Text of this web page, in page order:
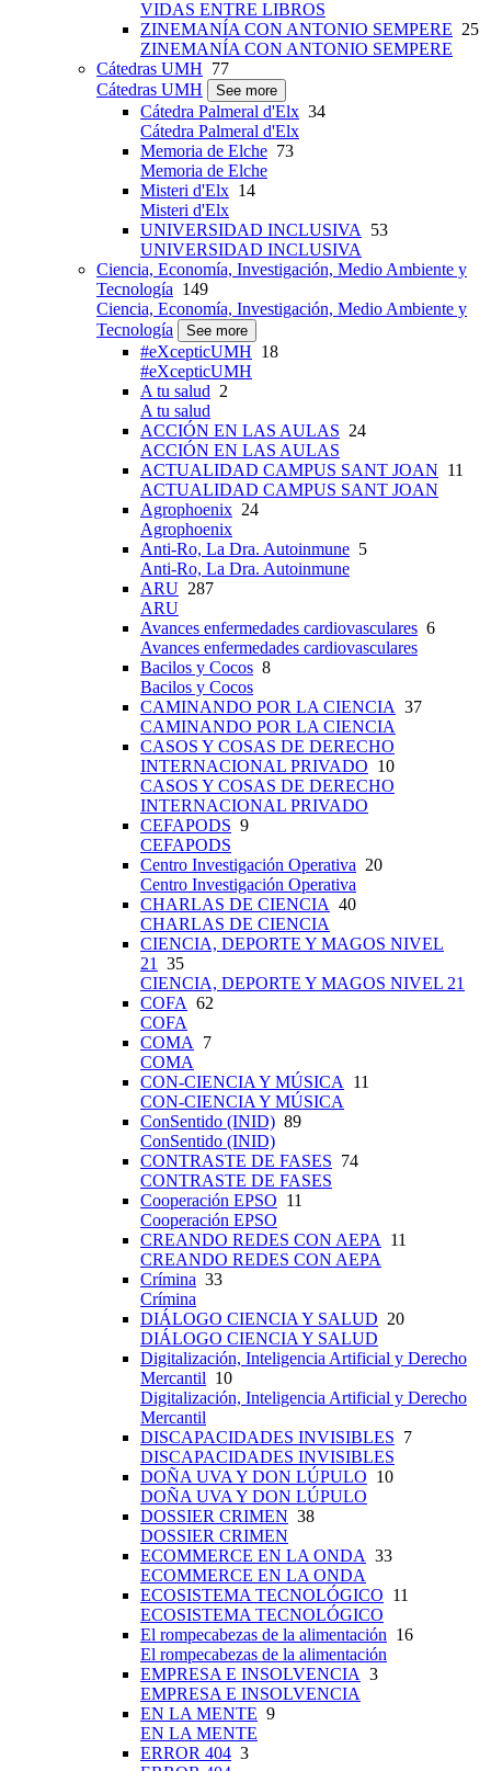
VIDAS ENTRE LIBROS
ZINEMANÍA CON ANTONIO SEMPERE 25
ZINEMANÍA CON ANTONIO SEMPERE
Cátedras UMH 77
Cátedras UMH
See more
Cátedra Palmeral d'Elx 34
Cátedra Palmeral d'Elx
Memoria de Elche 73
Memoria de Elche
Misteri d'Elx 14
Misteri d'Elx
UNIVERSIDAD INCLUSIVA
53
UNIVERSIDAD INCLUSIVA
Ciencia, Economía, Investigación, Medio Ambiente y
Tecnología 149
Ciencia, Economía, Investigación, Medio Ambiente y
Tecnología
See more
#eXcepticUMH 18
#eXcepticUMH
A tu salud 2
A tu salud
ACCIÓN EN LAS AULAS 24
ACCIÓN EN LAS AULAS
ACTUALIDAD CAMPUS SANT JOAN 11
ACTUALIDAD CAMPUS SANT JOAN
Agrophoenix 24
Agrophoenix
Anti-Ro, La Dra. Autoinmune 5
Anti-Ro, La Dra. Autoinmune
ARU 287
ARU
Avances enfermedades cardiovasculares 6
Avances enfermedades cardiovasculares
Bacilos y Cocos 8
Bacilos y Cocos
CAMINANDO POR LA CIENCIA 37
CAMINANDO POR LA CIENCIA
CASOS Y COSAS DE DERECHO
INTERNACIONAL PRIVADO 10
CASOS Y COSAS DE DERECHO
INTERNACIONAL PRIVADO
CEFAPODS 9
CEFAPODS
Centro Investigación Operativa 20
Centro Investigación Operativa
CHARLAS DE CIENCIA 40
CHARLAS DE CIENCIA
CIENCIA, DEPORTE Y MAGOS NIVEL
21
35
CIENCIA, DEPORTE Y MAGOS NIVEL 21
COFA 62
COFA
COMA
7
COMA
CON-CIENCIA Y MÚSICA
11
CON-CIENCIA Y MÚSICA
ConSentido (INID) 89
ConSentido (INID)
CONTRASTE DE FASES 74
CONTRASTE DE FASES
Cooperación EPSO 11
Cooperación EPSO
CREANDO REDES CON AEPA
11
CREANDO REDES CON AEPA
Crímina 33
Crímina
DIÁLOGO CIENCIA Y SALUD 20
DIÁLOGO CIENCIA Y SALUD
Digitalización, Inteligencia Artificial y Derecho
Mercantil 10
Digitalización, Inteligencia Artificial y Derecho
Mercantil
DISCAPACIDADES INVISIBLES 7
DISCAPACIDADES INVISIBLES
DOÑA UVA Y DON LÚPULO 10
DOÑA UVA Y DON LÚPULO
DOSSIER CRIMEN 38
DOSSIER CRIMEN
ECOMMERCE EN LA ONDA 33
ECOMMERCE EN LA ONDA
ECOSISTEMA TECNOLÓGICO 11
ECOSISTEMA TECNOLÓGICO
El rompecabezas de la alimentación 16
El rompecabezas de la alimentación
EMPRESA E INSOLVENCIA 3
EMPRESA E INSOLVENCIA
EN LA MENTE 9
EN LA MENTE
ERROR 404 3